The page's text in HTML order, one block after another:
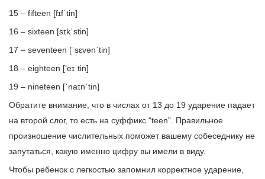
15 – fifteen [fɪfˈtin]
16 – sixteen [sɪkˈstin]
17 – seventeen [ˈsɛvənˈtin]
18 – eighteen [‘eɪˈtin]
19 – nineteen [ˈnaɪnˈtin]
Обратите внимание, что в числах от 13 до 19 ударение падает
на второй слог, то есть на суффикс “teen”. Правильное
произношение числительных поможет вашему собеседнику не
запутаться, какую именно цифру вы имели в виду.
Чтобы ребенок с легкостью запомнил корректное ударение,